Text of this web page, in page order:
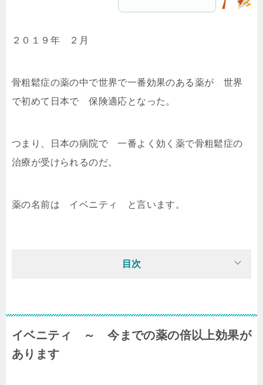
２０１９年 ２月
骨粗鬆症の薬の中で世界で一番効果のある薬が 世界
で初めて日本で 保険適応となった。
つまり、日本の病院で 一番よく効く薬で骨粗鬆症の
治療が受けられるのだ。
薬の名前は イベニティ と言います。
目次
イベニティ ～ 今までの薬の倍以上効果が
あります